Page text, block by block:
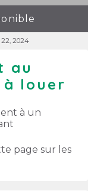
22, 2024
au
à louer
à un
page sur les